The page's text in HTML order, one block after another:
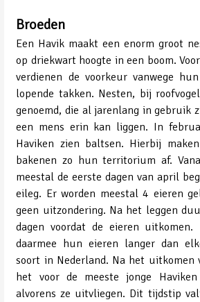
Broeden
Een Havik maakt een enorm groot
op driekwart hoogte in een boom.
verdienen de voorkeur vanwege
lopende takken. Nesten, bij
genoemd, die al jarenlang in gebruik
een mens erin kan liggen. In
Haviken zien baltsen. Hierbij
bakenen zo hun territorium af.
meestal de eerste dagen van april
eileg. Er worden meestal 4 eieren
geen uitzondering. Na het leggen
dagen voordat de eieren uitkomen.
daarmee hun eieren langer dan
soort in Nederland. Na het uitkomen
het voor de meeste jonge
alvorens ze uitvliegen. Dit tijdstip